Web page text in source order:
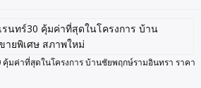
คุ้มค่าที่สุดในโครงการ บ้านชัยพฤกษ์รามอินทรา ราคา